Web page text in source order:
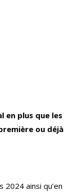
en plus que les
ou déjà
2024 ainsi qu’en